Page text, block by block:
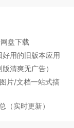
盘下载
用的旧版本应用
清爽无广告）
片/文档一站式搞
（实时更新）